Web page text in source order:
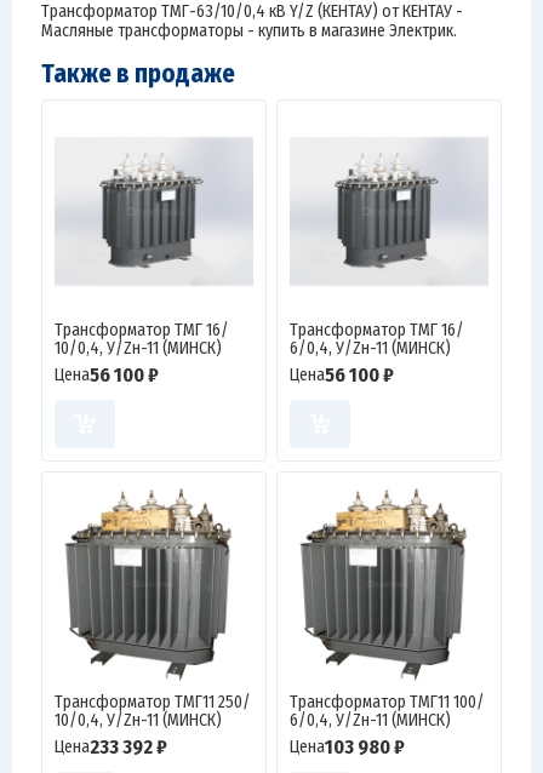
Трансформатор ТМГ-63/10/0,4 кВ Y/Z (КЕНТАУ) от КЕНТАУ -
Масляные трансформаторы - купить в магазине Электрик.
Также в продаже
Трансформатор ТМГ 16/
10/0,4, У/Zн-11 (МИНСК)
Цена56 100 ₽
Трансформатор ТМГ 16/
6/0,4, У/Zн-11 (МИНСК)
Цена56 100 ₽
Трансформатор ТМГ11 250/
10/0,4, У/Zн-11 (МИНСК)
Цена233 392 ₽
Трансформатор ТМГ11 100/
6/0,4, У/Zн-11 (МИНСК)
Цена103 980 ₽